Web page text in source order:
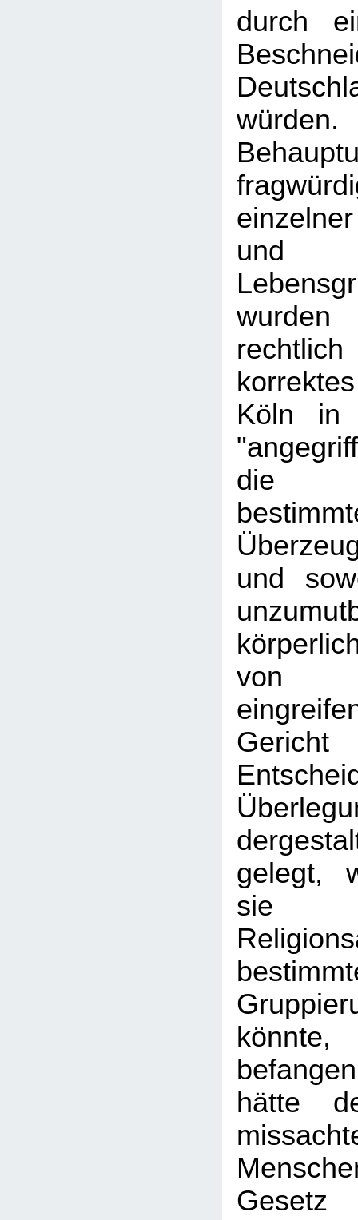
durch
Köln in
die
und
von
gelegt,
sie
hätte